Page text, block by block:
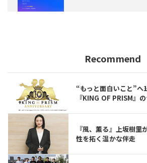
Recommend
“もっと面白いこと”へ
『KING OF PRISM』
『風、薫る』上坂樹里
性を拓く温かな伴走